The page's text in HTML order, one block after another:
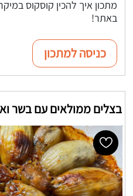
באתר!
כניסה למתכון
בצלים ממולאים עם בשר